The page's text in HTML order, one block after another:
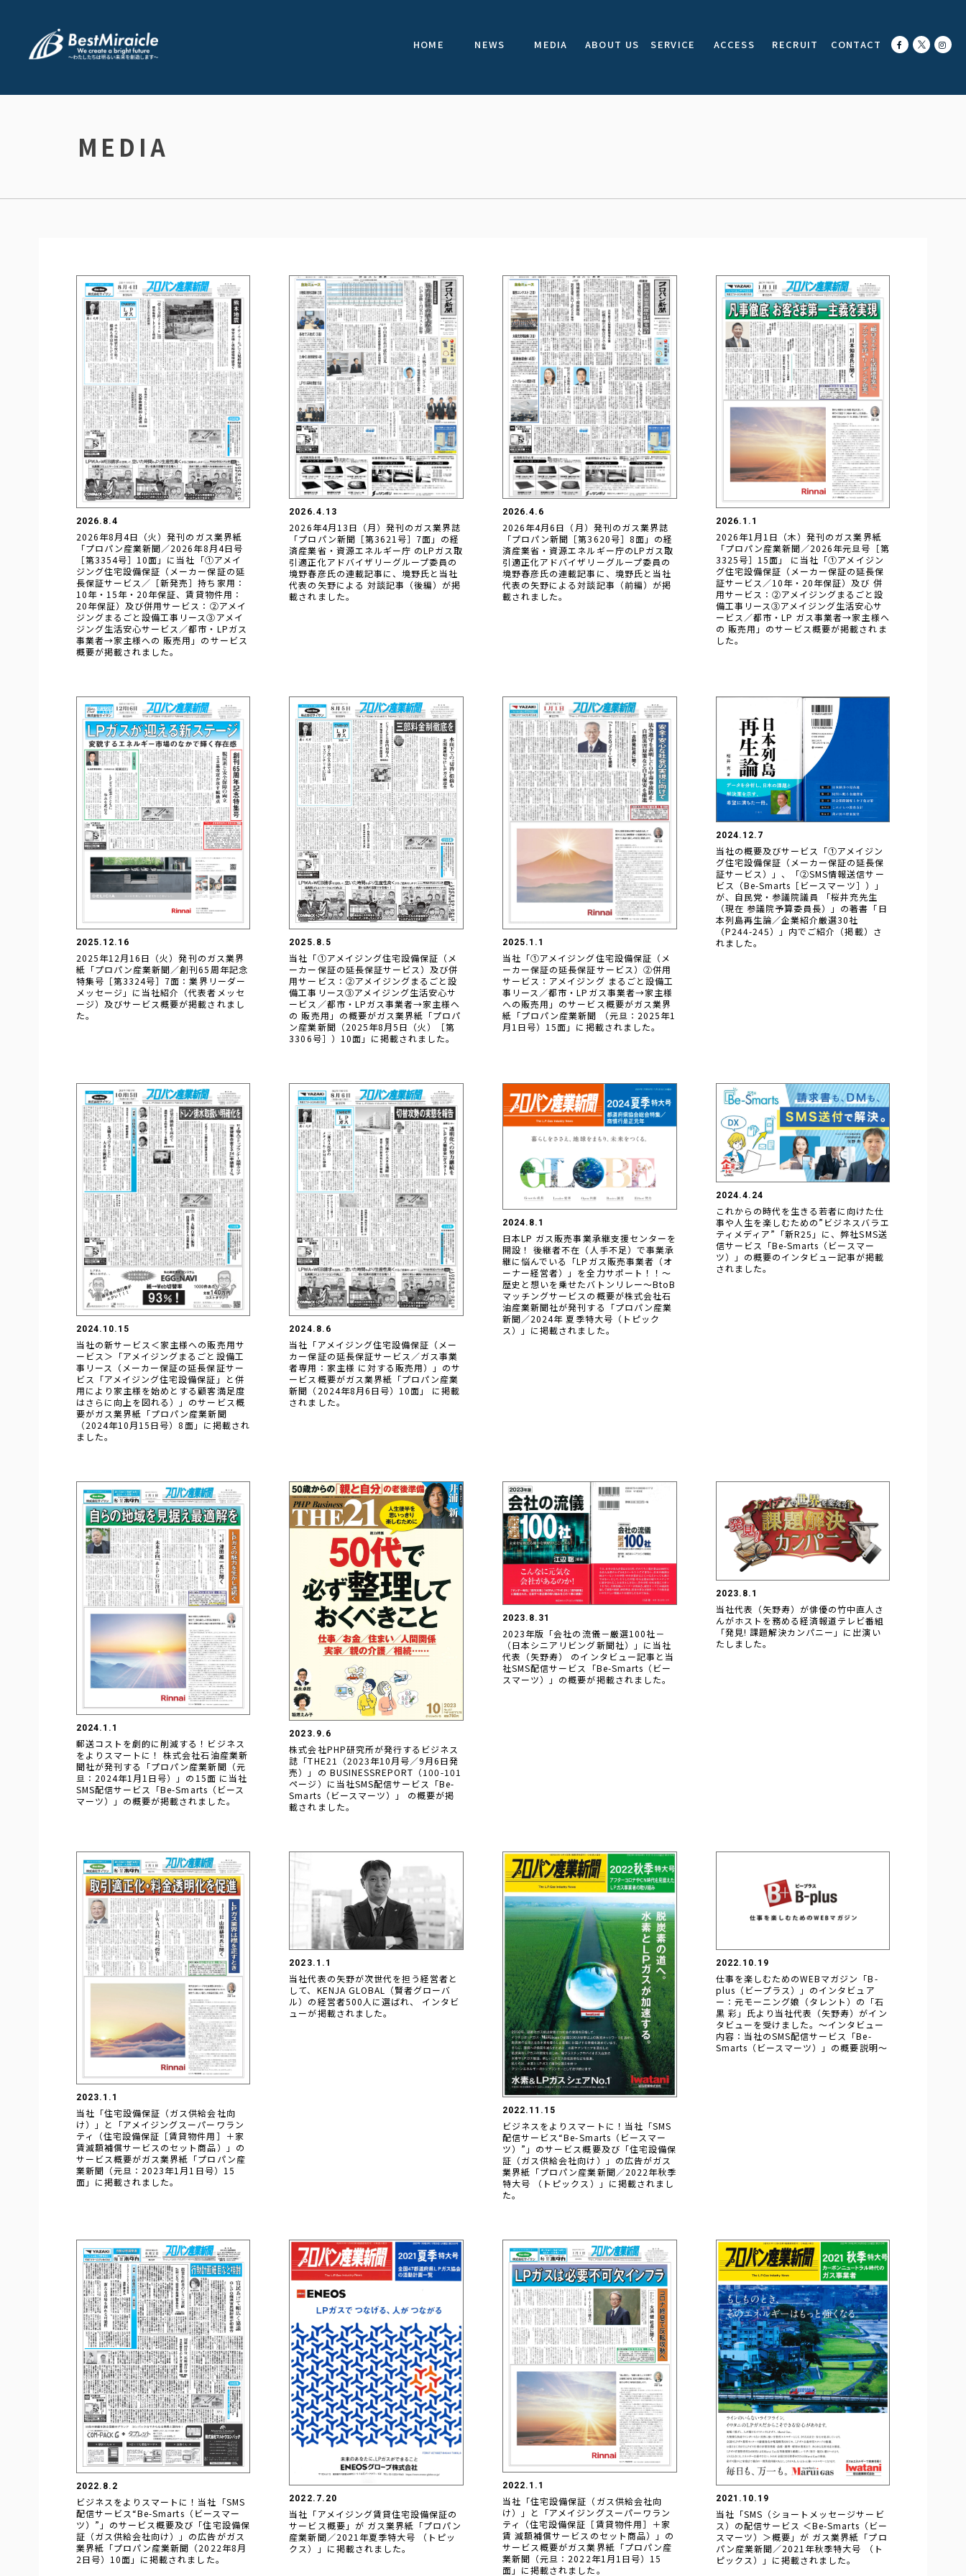
HOME NEWS MEDIA ABOUT US SERVICE ACCESS RECRUIT CONTACT
MEDIA
2026.8.4
2026年8月4日（火）発刊のガス業界紙
「プロパン産業新聞／2026年8月4日号
［第3354号］10面」に当社「①アメイ
ジング住宅設備保証（メーカー保証の延
長保証サービス／［新発売］持ち家用：
10年・15年・20年保証、賃貸物件用：
20年保証）及び併用サービス：②アメイ
ジングまるごと設備工事リース③アメイ
ジング生活安心サービス／都市・LPガス
事業者→家主様への 販売用」のサービス
概要が掲載されました。
2026.4.13
2026年4月13日（月）発刊のガス業界誌
「プロパン新聞［第3621号］7面」の経
済産業省・資源エネルギー庁 のLPガス取
引適正化アドバイザリーグループ委員の
境野春彦氏の連載記事に、境野氏と当社
代表の矢野による 対談記事（後編）が掲
載されました。
2026.4.6
2026年4月6日（月）発刊のガス業界誌
「プロパン新聞［第3620号］8面」の経
済産業省・資源エネルギー庁のLPガス取
引適正化アドバイザリーグループ委員の
境野春彦氏の連載記事に、境野氏と当社
代表の矢野による対談記事（前編）が掲
載されました。
2026.1.1
2026年1月1日（木）発刊のガス業界紙
「プロパン産業新聞／2026年元旦号［第
3325号］15面」 に当社「①アメイジン
グ住宅設備保証（メーカー保証の延長保
証サービス／10年・20年保証）及び 併
用サービス：②アメイジングまるごと設
備工事リース③アメイジング生活安心サ
ービス／都市・LP ガス事業者→家主様へ
の 販売用」のサービス概要が掲載されま
した。
2025.12.16
2025年12月16日（火）発刊のガス業界
紙「プロパン産業新聞／創刊65周年記念
特集号［第3324号］7面：業界リーダー
メッセージ」に当社紹介（代表者メッセ
ージ）及びサービス概要が掲載されまし
た。
2025.8.5
当社「①アメイジング住宅設備保証（メ
ーカー保証の延長保証サービス）及び併
用サービス：②アメイジングまるごと設
備工事リース③アメイジング生活安心サ
ービス／都市・LPガス事業者→家主様へ
の 販売用」の概要がガス業界紙「プロパ
ン産業新聞（2025年8月5日（火）［第
3306号］）10面」に掲載されました。
2025.1.1
当社「①アメイジング住宅設備保証（メ
ーカー保証の延長保証サービス）②併用
サービス：アメイジング まるごと設備工
事リース／都市・LPガス事業者→家主様
への販売用」のサービス概要がガス業界
紙「プロパン産業新聞 （元旦：2025年1
月1日号）15面」に掲載されました。
2024.12.7
当社の概要及びサービス「①アメイジン
グ住宅設備保証（メーカー保証の延長保
証サービス）」、「②SMS情報送信サー
ビス（Be-Smarts［ビースマーツ］）」
が、自民党・参議院議員 「桜井充先生
（現在 参議院予算委員長）」の著書「日
本列島再生論／企業紹介厳選30社
（P244-245）」内でご紹介（掲載）さ
れました。
2024.10.15
当社の新サービス＜家主様への販売用サ
ービス＞「アメイジングまるごと設備工
事リース（メーカー保証の延長保証サー
ビス「アメイジング住宅設備保証」と併
用により家主様を始めとする顧客満足度
はさらに向上を図れる）」のサービス概
要がガス業界紙「プロパン産業新聞
（2024年10月15日号）8面」に掲載され
ました。
2024.8.6
当社「アメイジング住宅設備保証（メー
カー保証の延長保証サービス／ガス事業
者専用：家主様 に対する販売用）」のサ
ービス概要がガス業界紙「プロパン産業
新聞（2024年8月6日号）10面」 に掲載
されました。
2024.8.1
日本LP ガス販売事業承継支援センターを
開設！ 後継者不在（人手不足）で事業承
継に悩んでいる「LPガス販売事業者（オ
ーナー経営者）」を全力サポート！！～
歴史と想いを乗せたバトンリレー～BtoB
マッチングサービスの概要が株式会社石
油産業新聞社が発刊する「プロパン産業
新聞／2024年 夏季特大号（トピック
ス）」に掲載されました。
2024.4.24
これからの時代を生きる若者に向けた仕
事や人生を楽しむための”ビジネスバラエ
ティメディア”「新R25」に、弊社SMS送
信サービス「Be-Smarts（ビースマー
ツ）」の概要のインタビュー記事が掲載
されました。
2024.1.1
郵送コストを劇的に削減する！ビジネス
をよりスマートに！ 株式会社石油産業新
聞社が発刊する「プロパン産業新聞（元
旦：2024年1月1日号）」の15面 に当社
SMS配信サービス「Be-Smarts（ビース
マーツ）」の概要が掲載されました。
2023.9.6
株式会社PHP研究所が発行するビジネス
誌「THE21（2023年10月号／9月6日発
売）」の BUSINESSREPORT（100-101
ページ）に当社SMS配信サービス「Be-
Smarts（ビースマーツ）」 の概要が掲
載されました。
2023.8.31
2023年版「会社の流儀－厳選100社－
（日本シニアリビング新聞社）」に当社
代表（矢野寿） のインタビュー記事と当
社SMS配信サービス「Be-Smarts（ビー
スマーツ）」の概要が掲載されました。
2023.8.1
当社代表（矢野寿）が俳優の竹中直人さ
んがホストを務める経済報道テレビ番組
「発見! 課題解決カンパニー」に出演い
たしました。
2023.1.1
当社「住宅設備保証（ガス供給会社向
け）」と「アメイジングスーパーワラン
ティ（住宅設備保証［賃貸物件用］＋家
賃減額補償サービスのセット商品）」の
サービス概要がガス業界紙「プロパン産
業新聞（元旦：2023年1月1日号）15
面」に掲載されました。
2023.1.1
当社代表の矢野が次世代を担う経営者と
して、KENJA GLOBAL（賢者グローバ
ル）の経営者500人に選ばれ、 インタビ
ューが掲載されました。
2022.11.15
ビジネスをよりスマートに！当社「SMS
配信サービス“Be-Smarts（ビースマー
ツ）”」のサービス概要及び「住宅設備保
証（ガス供給会社向け）」の広告がガス
業界紙「プロパン産業新聞／2022年秋季
特大号 （トピックス）」に掲載されまし
た。
2022.10.19
仕事を楽しむためのWEBマガジン「B-
plus（ビープラス）」のインタビュア
ー：元モーニング娘（タレント）の「石
黒 彩」氏より当社代表（矢野寿）がイン
タビューを受けました。～インタビュー
内容：当社のSMS配信サービス「Be-
Smarts（ビースマーツ）」の概要説明～
2022.8.2
ビジネスをよりスマートに！当社「SMS
配信サービス“Be-Smarts（ビースマー
ツ）”」のサービス概要及び「住宅設備保
証（ガス供給会社向け）」の広告がガス
業界紙「プロパン産業新聞（2022年8月
2日号）10面」に掲載されました。
2022.7.20
当社「アメイジング賃貸住宅設備保証の
サービス概要」が ガス業界紙「プロパン
産業新聞／2021年夏季特大号 （トピッ
クス）」に掲載されました。
2022.1.1
当社「住宅設備保証（ガス供給会社向
け）」と「アメイジングスーパーワラン
ティ（住宅設備保証［賃貸物件用］＋家
賃 減額補償サービスのセット商品）」の
サービス概要がガス業界紙「プロパン産
業新聞（元旦：2022年1月1日号）15
面」に掲載されました。
2021.10.19
当社「SMS（ショートメッセージサービ
ス）の配信サービス ＜Be-Smarts（ビー
スマーツ）＞概要」が ガス業界紙「プロ
パン産業新聞／2021年秋季特大号 （ト
ピックス）」に掲載されました。